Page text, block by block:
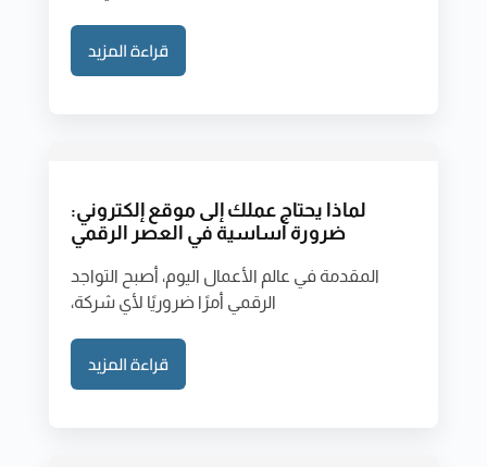
قراءة المزيد
لماذا يحتاج عملك إلى موقع إلكتروني:
ضرورة أساسية في العصر الرقمي
المقدمة في عالم الأعمال اليوم، أصبح التواجد
الرقمي أمرًا ضروريًا لأي شركة،
قراءة المزيد